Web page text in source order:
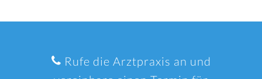
Rufe die Arztpraxis an und